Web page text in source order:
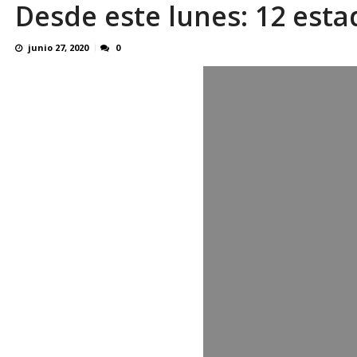
El último que apague la luz: 17 años de
Desde este lunes: 12
junio 27, 2020 0